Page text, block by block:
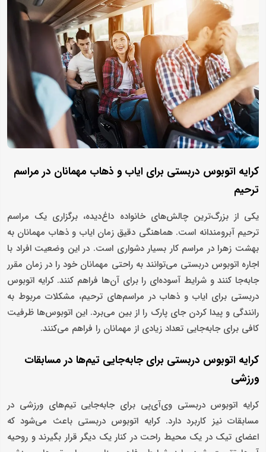
کرایه اتوبوس دربستی برای ایاب و ذهاب مهمانان در مراسم
ترحیم
یکی از بزرگ‌ترین چالش‌های خانواده داغ‌دیده، برگزاری یک مراسم
ترحیم آبرومندانه است. هماهنگی دقیق زمان ایاب و ذهاب مهمانان به
بهشت زهرا در مراسم کار بسیار دشواری است. در این وضعیت افراد با
اجاره اتوبوس دربستی می‌توانند به راحتی مهمانان خود را در زمان مقرر
جابه‌جا کنند و شرایط آسوده‌ای را برای آن‌ها فراهم کنند. کرایه اتوبوس
دربستی برای ایاب و ذهاب در مراسم‌های ترحیم، مشکلات مربوط به
رانندگی و پیدا کردن جای پارک را از بین می‌برد. این اتوبوس‌ها ظرفیت
کافی برای جابه‌جایی تعداد زیادی از مهمانان را فراهم می‌کنند.
کرایه اتوبوس دربستی برای جابه‌جایی تیم‌ها در مسابقات
ورزشی
کرایه اتوبوس‌ دربستی وی‌آی‌پی برای جابه‌جایی تیم‌های ورزشی در
مسابقات نیز کاربرد دارد. کرایه اتوبوس دربستی باعث می‌شود که
اعضای تیک در یک محیط راحت در کنار یک دیگر قرار بگیرند و روحیه